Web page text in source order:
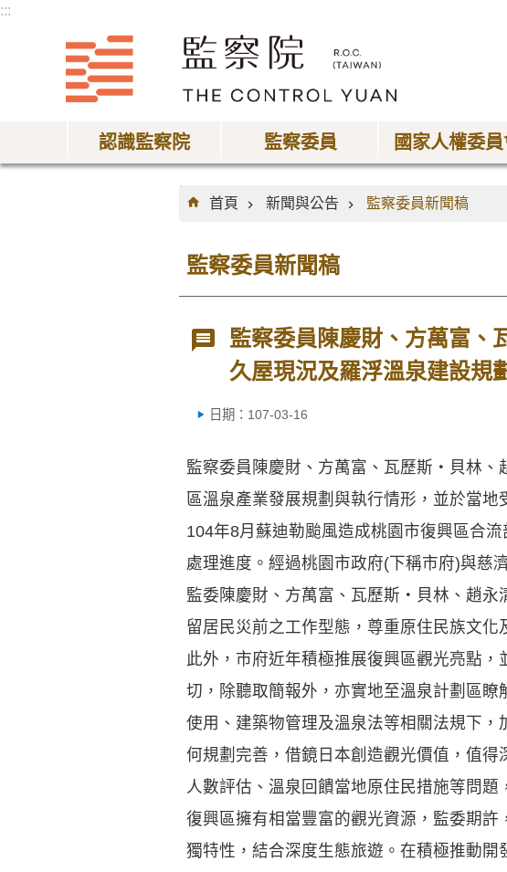
:::
認識監察院 監察委員 國家人權委
:::
首頁
新聞與公告 監察委員新聞稿
監察委員新聞稿
監察委員陳慶財、方萬富
久屋現況及羅浮溫泉建設規
日期：107-03-16
監察委員陳慶財、方萬富、瓦歷斯‧貝林、
區溫泉產業發展規劃與執行情形，並於當地
104年8月蘇迪勒颱風造成桃園市復興區合
處理進度。經過桃園市政府(下稱市府)與慈
監委陳慶財、方萬富、瓦歷斯‧貝林、趙永
留居民災前之工作型態，尊重原住民族文化
此外，市府近年積極推展復興區觀光亮點
切，除聽取簡報外，亦實地至溫泉計劃區
使用、建築物管理及溫泉法等相關法規下
何規劃完善，借鏡日本創造觀光價值，值
人數評估、溫泉回饋當地原住民措施等問題
復興區擁有相當豐富的觀光資源，監委期
獨特性，結合深度生態旅遊。在積極推動